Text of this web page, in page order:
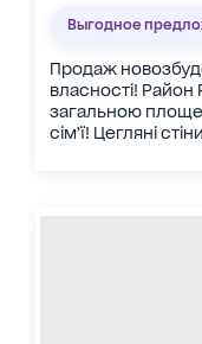
Выгодное
Продаж
власності!
загальною
сімʼї! Цегляні